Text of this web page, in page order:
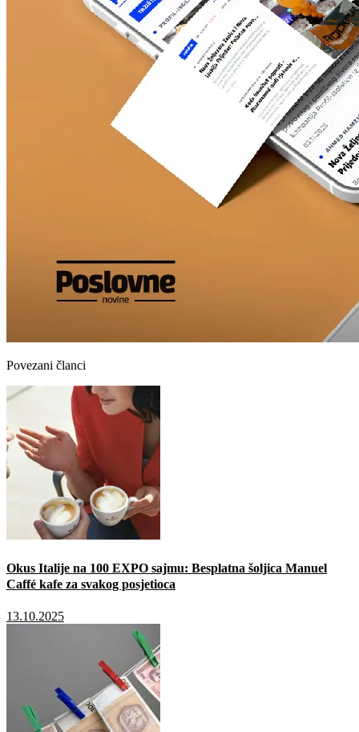
Povezani članci
Okus Italije na 100 EXPO sajmu: Besplatna šoljica Manuel
Caffé kafe za svakog posjetioca
13.10.2025